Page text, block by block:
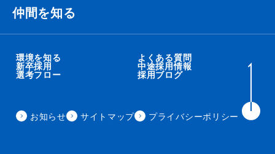
経営理念・ビジョン・ミッション
職種紹介
事業内容
仲間を知る
衛藤 侑也
住田 秀昭
環境を知る よくある質問
新卒採用 中途採用情報
選考フロー 採用ブログ
お知らせ サイトマップ プライバシーポリシー